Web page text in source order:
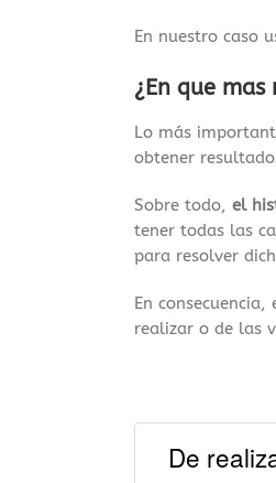
En nuestro caso
¿En que mas
Lo más
obtener
Sobre todo, el
tener todas las
para resolver
En consecuencia,
realizar o de las
De